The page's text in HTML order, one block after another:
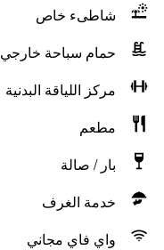
شاطىء خاص
حمام سباحة خارجي
مركز اللياقة البدنية
مطعم
بار / صالة
خدمة الغرف
واي فاي مجاني